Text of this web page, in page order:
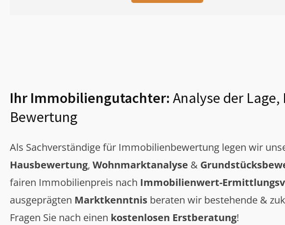
Ihr Immobiliengutachter: Analyse der
Bewertung
Als Sachverständige für Immobilienbewertung legen wir
Hausbewertung, Wohnmarktanalyse &
fairen Immobilienpreis nach Immobilienwert-
ausgeprägten Marktkenntnis beraten wir bestehende &
Fragen Sie nach einen kostenlosen Erstberatung!